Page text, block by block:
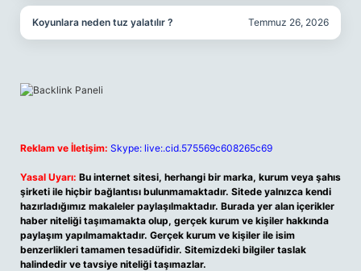
Koyunlara neden tuz yalatılır ? Temmuz 26, 2026
Reklam ve İletişim: Skype: live:.cid.575569c608265c69
Yasal Uyarı: Bu internet sitesi, herhangi bir marka, kurum veya şahıs
şirketi ile hiçbir bağlantısı bulunmamaktadır. Sitede yalnızca kendi
hazırladığımız makaleler paylaşılmaktadır. Burada yer alan içerikler
haber niteliği taşımamakta olup, gerçek kurum ve kişiler hakkında
paylaşım yapılmamaktadır. Gerçek kurum ve kişiler ile isim
benzerlikleri tamamen tesadüfidir. Sitemizdeki bilgiler taslak
halindedir ve tavsiye niteliği taşımazlar.